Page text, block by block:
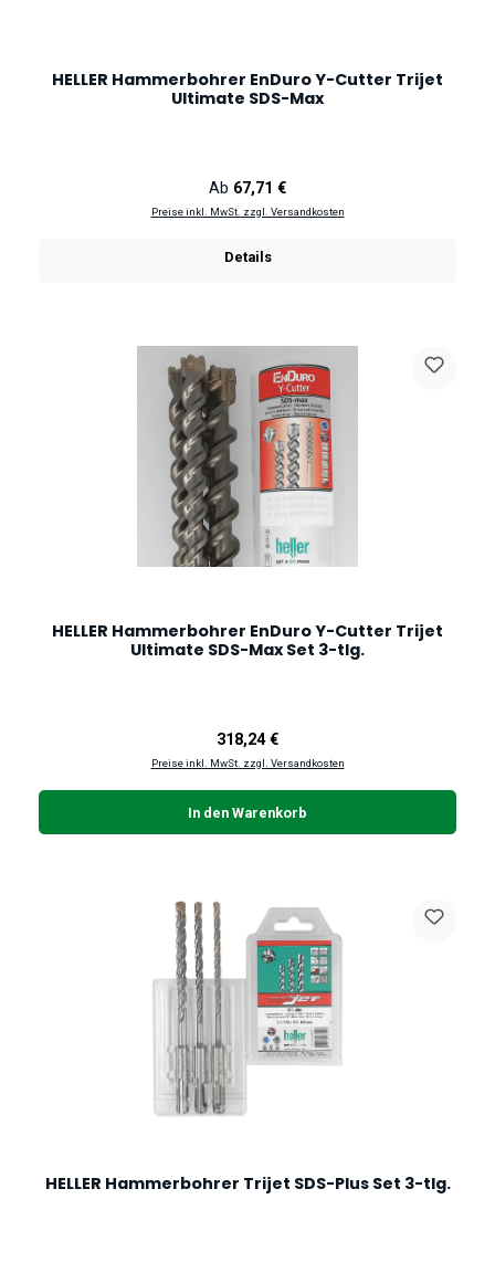
HELLER Hammerbohrer EnDuro Y-Cutter Trijet
Ultimate SDS-Max
Regulärer Preis:
Ab 67,71 €
Preise inkl. MwSt. zzgl. Versandkosten
Details
HELLER Hammerbohrer EnDuro Y-Cutter Trijet
Ultimate SDS-Max Set 3-tlg.
Regulärer Preis:
318,24 €
Preise inkl. MwSt. zzgl. Versandkosten
In den Warenkorb
HELLER Hammerbohrer Trijet SDS-Plus Set 3-tlg.